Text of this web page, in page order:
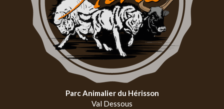
Parc Animalier du Hérisson
Val Dessous